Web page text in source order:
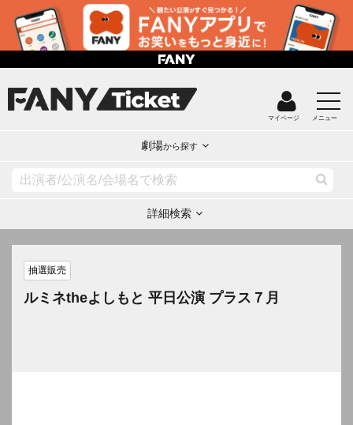
マイページ メニュー
劇場から探す
詳細検索
抽選販売
ルミネtheよしもと 平日公演 プラス７月